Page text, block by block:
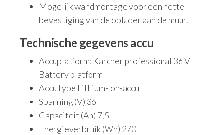
Mogelijk wandmontage voor een nette
bevestiging van de oplader aan de muur.
Technische gegevens accu
Accuplatform: Kärcher professional 36 V
Battery platform
Accu type Lithium-ion-accu
Spanning (V) 36
Capaciteit (Ah) 7,5
Energieverbruik (Wh) 270